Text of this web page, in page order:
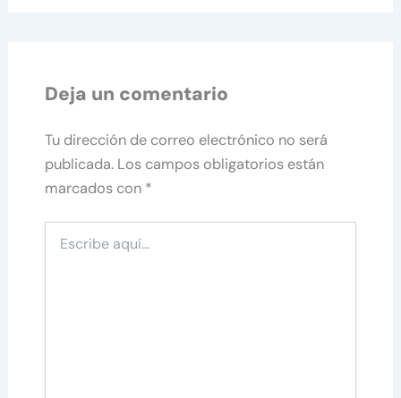
Deja un comentario
Tu dirección de correo electrónico no será
publicada. Los campos obligatorios están
marcados con *
aquí...